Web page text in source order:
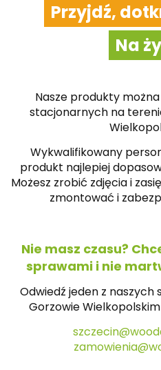
Przyjdź,
Na
Nasze produkty
stacjonarnych na
Wykwalifikowany
produkt najlepiej
Możesz zrobić zdjęcia i
zmontować i
Nie masz czasu?
sprawami i nie
Odwiedź jeden z naszych
Gorzowie